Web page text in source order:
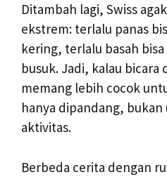
Ditambah lagi, Swiss
ekstrem: terlalu panas
kering, terlalu basah
busuk. Jadi, kalau bicara
memang lebih cocok
hanya dipandang,
aktivitas.
Berbeda cerita dengan